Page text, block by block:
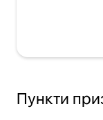
Пункти